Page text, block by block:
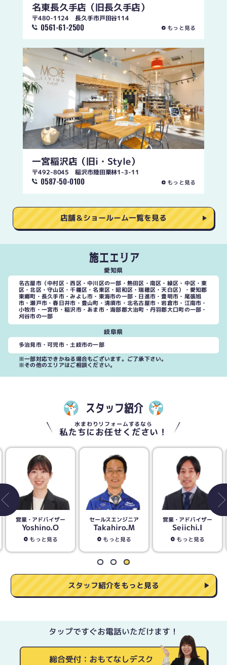
名東長久手店 （旧長久手店）
〒480-1124 長久手市戸田谷114
0561-61-2500 もっと見る
一宮稲沢店 （旧i・Style）
〒492-8045 稲沢市陸田栗林1-3-11
0587-50-0100 もっと見る
店舗＆ショールーム一覧を見る
施工エリア
愛知県
名古屋市（中村区・西区・中川区の一部・熱田区・南区・緑区・中区・東
区・北区・守山区・千種区・名東区・昭和区・瑞穂区・天白区）・愛知郡
東郷町・長久手市・みよし市・東海市の一部・日進市・豊明市・尾張旭
市・瀬戸市・春日井市・豊山町・清須市・北名古屋市・岩倉市・江南市・
小牧市・一宮市・稲沢市・あま市・海部郡大治町・丹羽郡大口町の一部・
刈谷市の一部
岐阜県
多治見市・可児市・土岐市の一部
※一部対応できかねる場合もございます。ご了承下さい。
※その他のエリアはご相談ください。
スタッフ紹介
水まわりリフォームするなら
私たちにお任せください！
営業・アドバイザー
Yoshino.O
もっと見る
セールスエンジニア
Takahiro.M
もっと見る
営業・アドバイザー
Seiichi.I
もっと見る
スタッフ紹介をもっと見る
タップですぐお電話いただけます！